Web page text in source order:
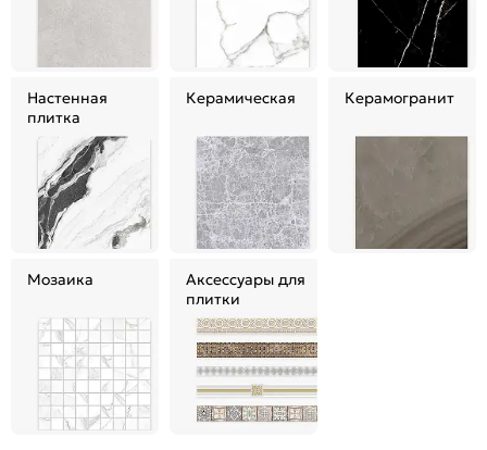
Настенная
плитка
Керамическая Керамогранит
Мозаика
Аксессуары для
плитки